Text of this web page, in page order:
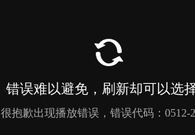
错误难以避免，刷新却可以选择
很抱歉出现播放错误，错误代码：0512-